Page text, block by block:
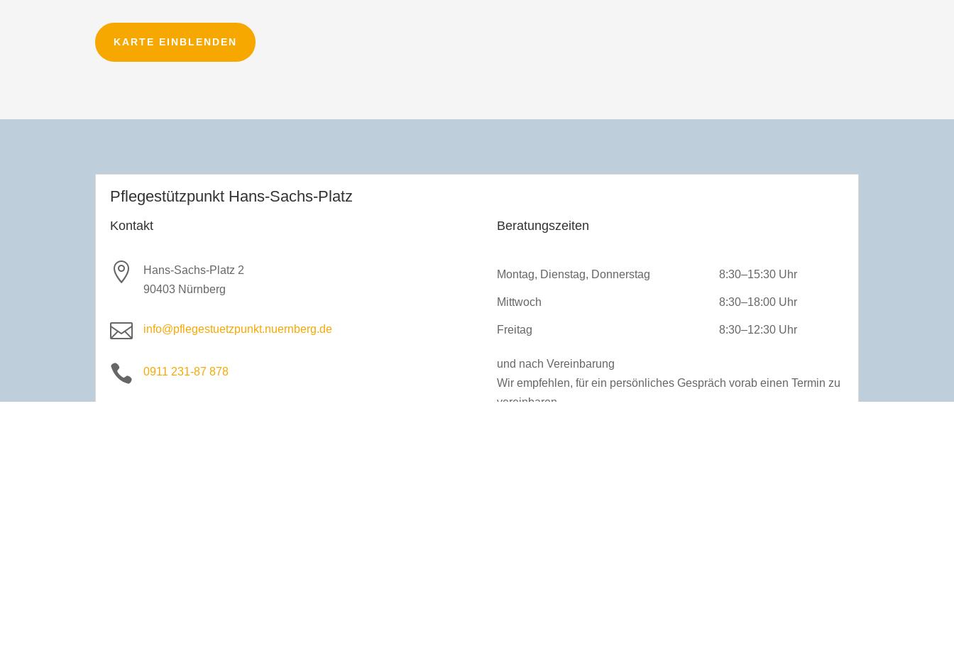
KARTE EINBLENDEN
Pflegestützpunkt Hans-Sachs-Platz
Kontakt

Hans-Sachs-Platz 2
90403 Nürnberg
 info@pflegestuetzpunkt.nuernberg.de
 0911 231-87 878
Beratungszeiten
Montag, Dienstag, Donnerstag 8:30–15:30 Uhr
Mittwoch 8:30–18:00 Uhr
Freitag 8:30–12:30 Uhr
und nach Vereinbarung
Wir empfehlen, für ein persönliches Gespräch vorab einen Termin zu
vereinbaren